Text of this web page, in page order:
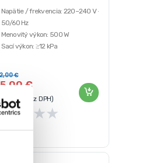
Napätie / frekvencia: 220–240 V ~
50/60 Hz
Menovitý výkon: 500 W
Sací výkon: ≥12 kPa
€
€
€ bez DPH)
★★ ★★